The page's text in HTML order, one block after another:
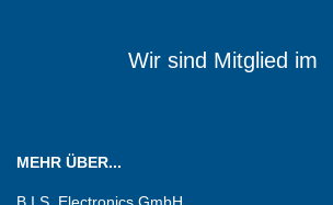
Wir sind Mitglied im
MEHR ÜBER...